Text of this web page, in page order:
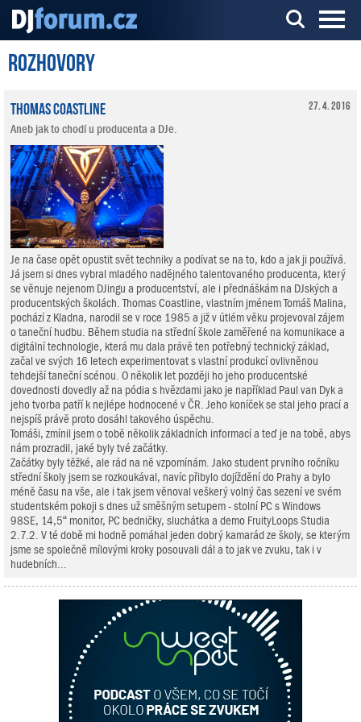
Server o DJ technice a DJingu
Rozhovory
27. 4. 2016
Thomas Coastline
Aneb jak to chodí u producenta a DJe.
Je na čase opět opustit svět techniky a podívat se na to, kdo a jak ji používá.
Já jsem si dnes vybral mladého nadějného talentovaného producenta, který
se věnuje nejenom DJingu a producentství, ale i přednáškám na DJských a
producentských školách. Thomas Coastline, vlastním jménem Tomáš Malina,
pochází z Kladna, narodil se v roce 1985 a již v útlém věku projevoval zájem
o taneční hudbu. Během studia na střední škole zaměřené na komunikace a
digitální technologie, která mu dala právě ten potřebný technický základ,
začal ve svých 16 letech experimentovat s vlastní produkcí ovlivněnou
tehdejší taneční scénou. O několik let později ho jeho producentské
dovednosti dovedly až na pódia s hvězdami jako je například Paul van Dyk a
jeho tvorba patří k nejlépe hodnocené v ČR. Jeho koníček se stal jeho prací a
nejspíš právě proto dosáhl takového úspěchu.
Tomáši, zmínil jsem o tobě několik základních informací a teď je na tobě, abys
nám prozradil, jaké byly tvé začátky.
Začátky byly těžké, ale rád na ně vzpomínám. Jako student prvního ročníku
střední školy jsem se rozkoukával, navíc přibylo dojíždění do Prahy a bylo
méně času na vše, ale i tak jsem věnoval veškerý volný čas sezení ve svém
studentském pokoji s dnes už směšným setupem - stolní PC s Windows
98SE, 14,5“ monitor, PC bedničky, sluchátka a demo FruityLoops Studia
2.7.2. V té době mi hodně pomáhal jeden dobrý kamarád ze školy, se kterým
jsme se společně mílovými kroky posouvali dál a to jak ve zvuku, tak i v
hudebních...